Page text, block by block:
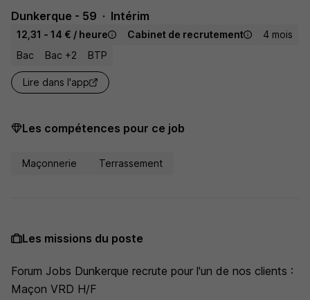
Dunkerque - 59
Intérim
12,31 - 14 € / heure Cabinet de recrutement
4 mois
Bac
Bac +2 BTP
Lire dans l'app
Les compétences pour ce job
Maçonnerie Terrassement
Les missions du poste
Forum Jobs Dunkerque recrute pour l'un de nos clients :
Maçon VRD H/F